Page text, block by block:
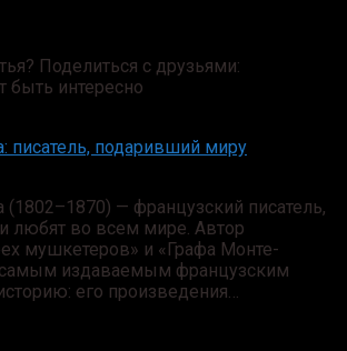
Поделиться с друзьями:
быть интересно
подаривший миру
— французский писатель,
любят во всем мире. Автор
мушкетеров» и «Графа Монте-
самым издаваемым французским
его произведения…